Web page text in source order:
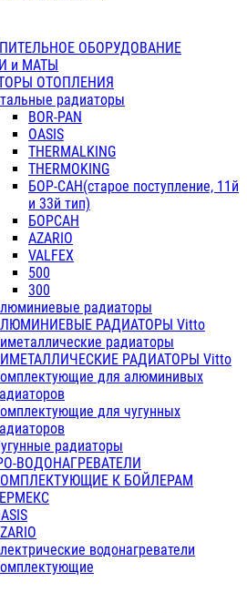
ОБОРУДОВАНИЕ
и МАТЫ
ОТОПЛЕНИЯ
радиаторы
BOR-PAN
OASIS
THERMALKING
THERMOKING
БОР-САН(старое поступление, 11й
и 33й тип)
БОРСАН
AZARIO
VALFEX
500
300
радиаторы
РАДИАТОРЫ Vitto
радиаторы
РАДИАТОРЫ Vitto
для алюминивых
для чугунных
радиаторы
ВОДОНАГРЕВАТЕЛИ
К БОЙЛЕРАМ
водонагреватели